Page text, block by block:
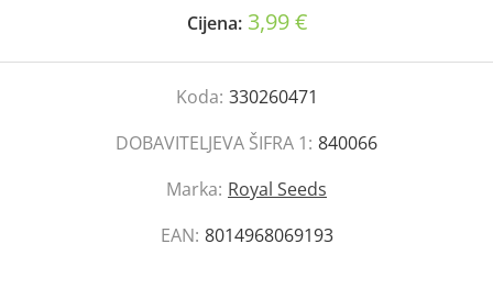
Cijena: 3,99 €
Koda: 330260471
DOBAVITELJEVA ŠIFRA 1: 840066
Marka: Royal Seeds
EAN: 8014968069193